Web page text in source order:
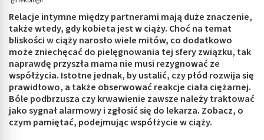
submenu: Intymne
submenu: Wellness
Relacje intymne między partnerami mają duże znaczenie,
także wtedy, gdy kobieta jest w ciąży. Choć na temat
bliskości w ciąży narosło wiele mitów, co dodatkowo
może zniechęcać do pielęgnowania tej sfery związku, tak
naprawdę przyszła mama nie musi rezygnować ze
współżycia. Istotne jednak, by ustalić, czy płód rozwija się
prawidłowo, a także obserwować reakcje ciała ciężarnej.
Bóle podbrzusza czy krwawienie zawsze należy traktować
jako sygnał alarmowy i zgłosić się do lekarza. Zobacz, o
czym pamiętać, podejmując współżycie w ciąży.